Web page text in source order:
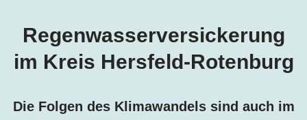
Regenwasserversickerung
im Kreis Hersfeld-Rotenburg
Die Folgen des Klimawandels sind auch im